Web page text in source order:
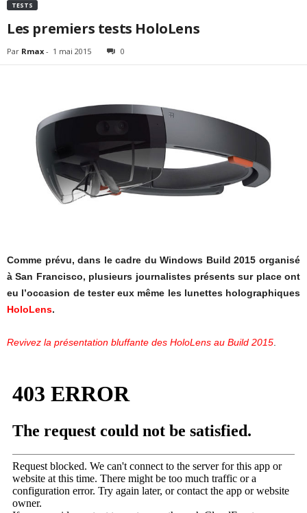
TESTS
Les premiers tests HoloLens
Par Rmax - 1 mai 2015 0
Comme prévu, dans le cadre du Windows Build 2015 organisé
à San Francisco, plusieurs journalistes présents sur place ont
eu l’occasion de tester eux même les lunettes holographiques
HoloLens.
Revivez la présentation bluffante des HoloLens au Build 2015